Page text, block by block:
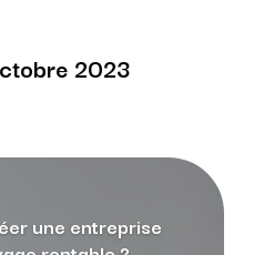
2023
une entreprise